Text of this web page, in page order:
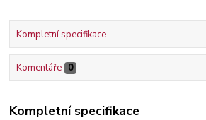
Kompletní specifikace
Komentáře 0
Kompletní specifikace